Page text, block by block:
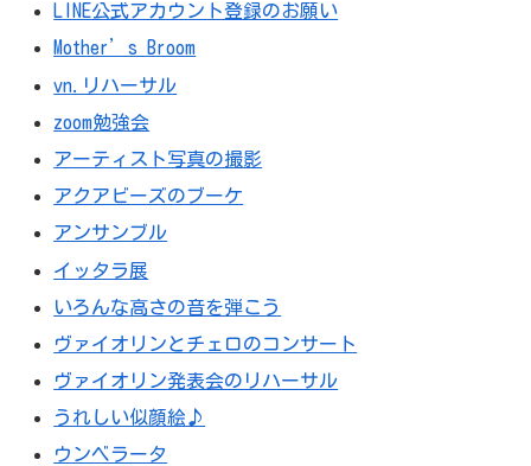
LINE公式アカウント登録のお願い
Mother’s Broom
vn.リハーサル
zoom勉強会
アーティスト写真の撮影
アクアビーズのブーケ
アンサンブル
イッタラ展
いろんな高さの音を弾こう
ヴァイオリンとチェロのコンサート
ヴァイオリン発表会のリハーサル
うれしい似顔絵♪
ウンベラータ